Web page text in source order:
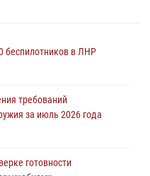
беспилотников в ЛНР
требований
за июль 2026 года
готовности